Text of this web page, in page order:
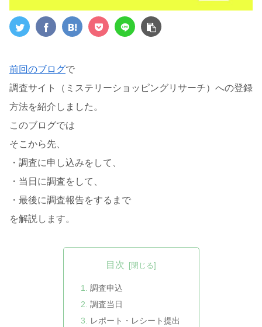
前回のブログで
調査サイト（ミステリーショッピングリサーチ）への登録
方法を紹介しました。
このブログでは
そこから先、
・調査に申し込みをして、
・当日に調査をして、
・最後に調査報告をするまで
を解説します。
目次
調査申込
調査当日
レポート・レシート提出